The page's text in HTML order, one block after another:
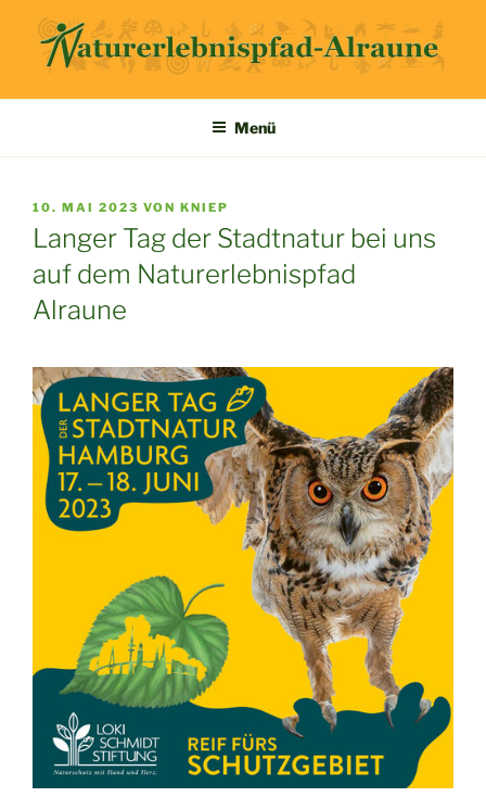
Inhalt
springen
ALRAUNE
NATURERLEBNISPFAD
Menü
VERÖFFENTLICHT
AM
10. MAI 2023 VON KNIEP
Langer Tag der Stadtnatur bei uns
auf dem Naturerlebnispfad
Alraune